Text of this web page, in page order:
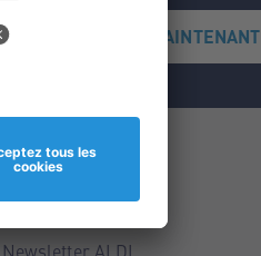
S'INSCRIRE MAINTENANT
Service
Points ALDI
Newsletter ALDI